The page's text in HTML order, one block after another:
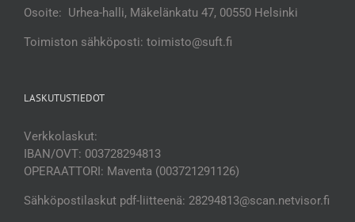
Osoite: Urhea-halli, Mäkelänkatu 47, 00550 Helsinki
Toimiston sähköposti: toimisto@suft.fi
LASKUTUSTIEDOT
Verkkolaskut:
IBAN/OVT: 003728294813
OPERAATTORI: Maventa (003721291126)
Sähköpostilaskut pdf-liitteenä: 28294813@scan.netvisor.fi